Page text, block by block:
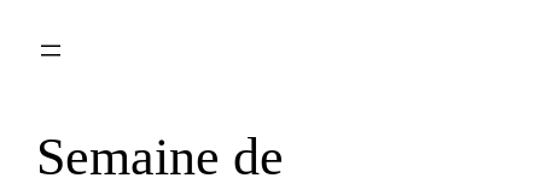
Semaine de